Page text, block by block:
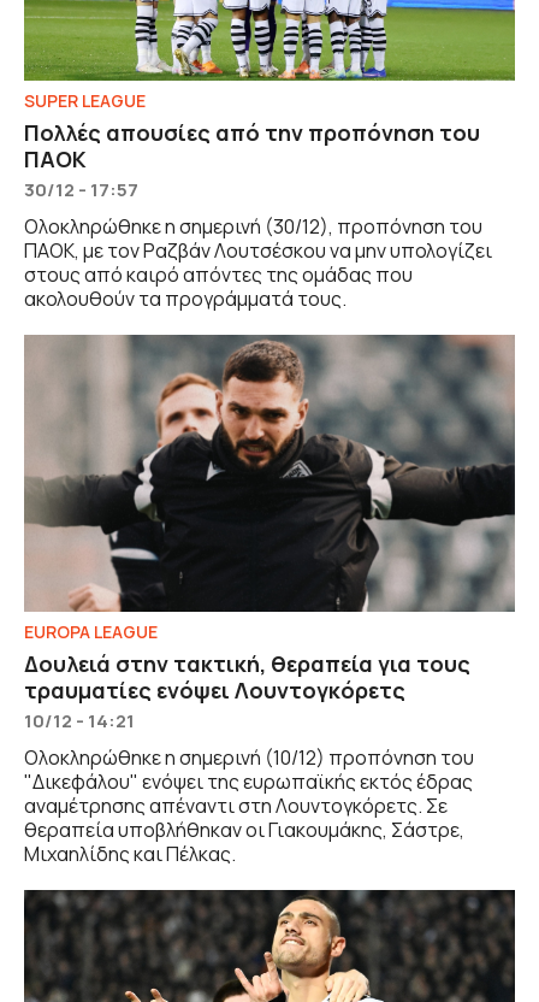
SUPER LEAGUE
Πολλές απουσίες από την προπόνηση του
ΠΑΟΚ
30/12 - 17:57
Ολοκληρώθηκε η σημερινή (30/12), προπόνηση του
ΠΑΟΚ, με τον Ραζβάν Λουτσέσκου να μην υπολογίζει
στους από καιρό απόντες της ομάδας που
ακολουθούν τα προγράμματά τους.
EUROPA LEAGUE
Δουλειά στην τακτική, θεραπεία για τους
τραυματίες ενόψει Λουντογκόρετς
10/12 - 14:21
Ολοκληρώθηκε η σημερινή (10/12) προπόνηση του
"Δικεφάλου" ενόψει της ευρωπαϊκής εκτός έδρας
αναμέτρησης απέναντι στη Λουντογκόρετς. Σε
θεραπεία υποβλήθηκαν οι Γιακουμάκης, Σάστρε,
Μιχαηλίδης και Πέλκας.